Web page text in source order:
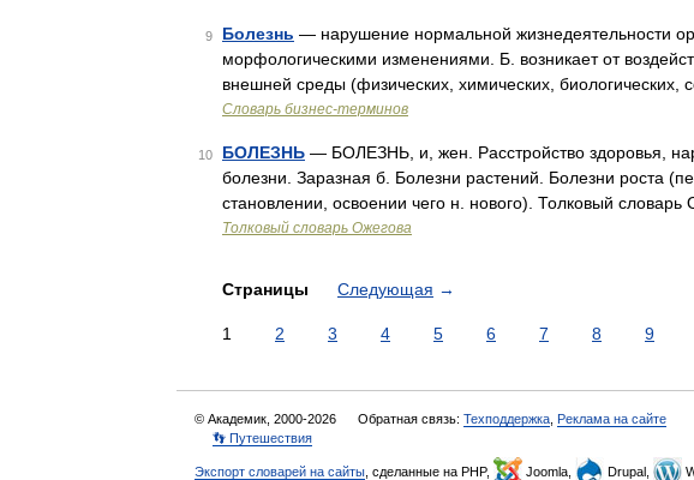
9 Болезнь — нарушение нормальной жизнедеятельности
морфологическими изменениями. Б. возникает от
внешней среды (физических, химических, биологических,
Словарь бизнес-терминов
10 БОЛЕЗНЬ — БОЛЕЗНЬ, и, жен. Расстройство здоровья,
болезни. Заразная б. Болезни растений. Болезни роста
становлении, освоении чего н. нового). Толковый
Толковый словарь Ожегова
Страницы Следующая →
1 2 3 4 5 6 7 8 9
© Академик, 2000-2026 Обратная связь: Техподдержка Реклама на сайте
👣 Путешествия
Экспорт словарей на сайты , сделанные на PHP, Joomla, Drupal,